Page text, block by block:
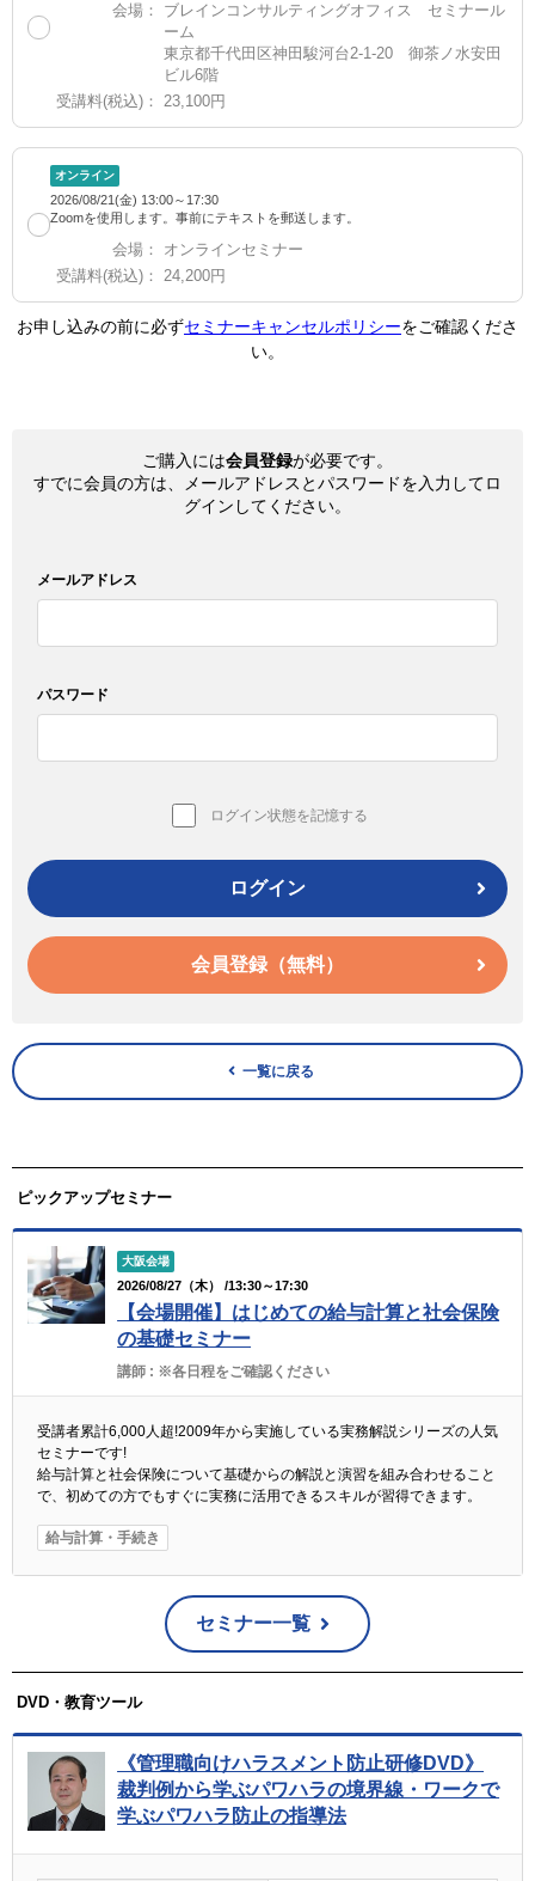
会場：
ブレインコンサルティングオフィス セミナール
ーム
東京都千代田区神田駿河台2-1-20 御茶ノ水安田
ビル6階
受講料(税込)：
23,100円
オンライン
2026/08/21(金) 13:00～17:30
Zoomを使用します。事前にテキストを郵送します。
会場：
オンラインセミナー
受講料(税込)：
24,200円
お申し込みの前に必ずセミナーキャンセルポリシーをご確認くださ
い。
ご購入には会員登録が必要です。
すでに会員の方は、メールアドレスとパスワードを入力してロ
グインしてください。
メールアドレス
パスワード
ログイン状態を記憶する
ログイン
会員登録（無料）
一覧に戻る
ピックアップセミナー
大阪会場
2026/08/27（木） /13:30～17:30
【会場開催】はじめての給与計算と社会保険
の基礎セミナー
講師 : ※各日程をご確認ください
受講者累計6,000人超!2009年から実施している実務解説シリーズの人気
セミナーです!
給与計算と社会保険について基礎からの解説と演習を組み合わせること
で、初めての方でもすぐに実務に活用できるスキルが習得できます。
給与計算・手続き
セミナー一覧
DVD・教育ツール
《管理職向けハラスメント防止研修DVD》
裁判例から学ぶパワハラの境界線・ワークで
学ぶパワハラ防止の指導法